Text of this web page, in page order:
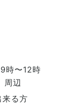
〜12時
周辺
る方